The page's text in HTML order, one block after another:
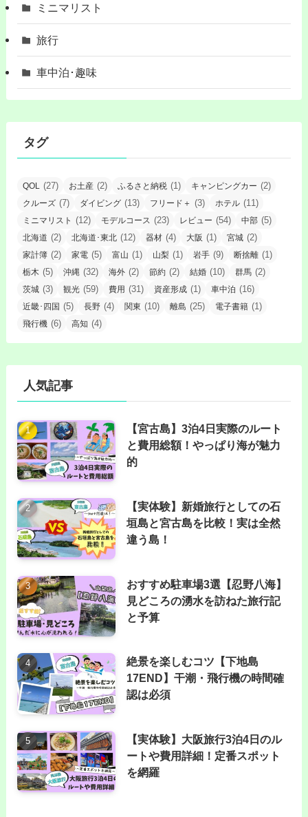
ミニマリスト
旅行
車中泊･趣味
タグ
QOL (27) お土産 (2) ふるさと納税 (1) キャンピングカー (2)
クルーズ (7) ダイビング (13) フリード＋ (3) ホテル (11)
ミニマリスト (12) モデルコース (23) レビュー (54) 中部 (5)
北海道 (2) 北海道･東北 (12) 器材 (4) 大阪 (1) 宮城 (2)
家計簿 (2) 家電 (5) 富山 (1) 山梨 (1) 岩手 (9) 断捨離 (1)
栃木 (5) 沖縄 (32) 海外 (2) 節約 (2) 結婚 (10) 群馬 (2)
茨城 (3) 観光 (59) 費用 (31) 資産形成 (1) 車中泊 (16)
近畿･四国 (5) 長野 (4) 関東 (10) 離島 (25) 電子書籍 (1)
飛行機 (6) 高知 (4)
人気記事
【宮古島】3泊4日実際のルート
と費用総額！やっぱり海が魅力
的
【実体験】新婚旅行としての石
垣島と宮古島を比較！実は全然
違う島！
おすすめ駐車場3選【忍野八海】
見どころの湧水を訪ねた旅行記
と予算
絶景を楽しむコツ【下地島
17END】干潮・飛行機の時間確
認は必須
【実体験】大阪旅行3泊4日のル
ートや費用詳細！定番スポット
を網羅